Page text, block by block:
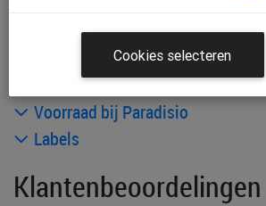
Productinformatie & specificaties
Voorraad bij Paradisio
Labels
Klantenbeoordelingen
Cookies selecteren